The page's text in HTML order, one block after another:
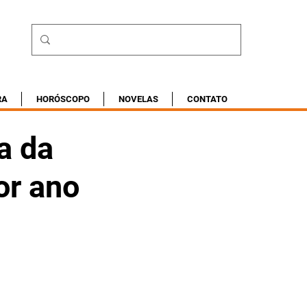
HORÓSCOPO NOVELAS CONTATO
da
ano